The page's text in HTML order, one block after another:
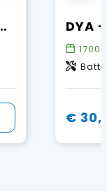
4000 mAh
1700
€